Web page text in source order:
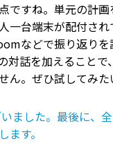
ですね。単元の計
一台端末が配付され
などで振り返りを
対話を加えることで
ん。ぜひ試してみた
ました。最後に、
ます。